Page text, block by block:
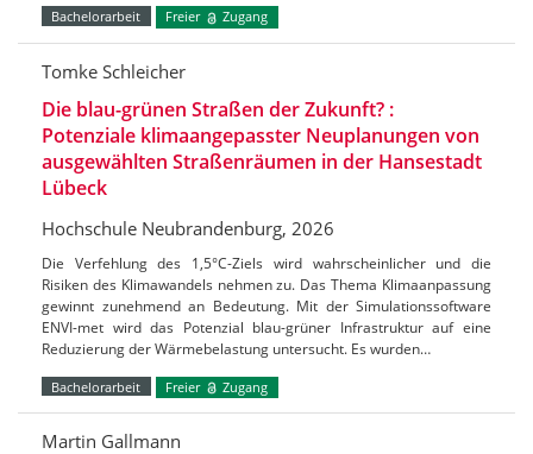
Bachelorarbeit Freier Zugang
Tomke Schleicher
Die blau-grünen Straßen der Zukunft? :
Potenziale klimaangepasster Neuplanungen von
ausgewählten Straßenräumen in der Hansestadt
Lübeck
Hochschule Neubrandenburg, 2026
Die Verfehlung des 1,5°C-Ziels wird wahrscheinlicher und die
Risiken des Klimawandels nehmen zu. Das Thema Klimaanpassung
gewinnt zunehmend an Bedeutung. Mit der Simulationssoftware
ENVI-met wird das Potenzial blau-grüner Infrastruktur auf eine
Reduzierung der Wärmebelastung untersucht. Es wurden…
Bachelorarbeit Freier Zugang
Martin Gallmann